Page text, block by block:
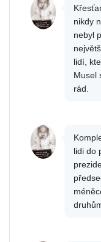
nikdy
nebyl
lidí,
Musel
rád.
lidi do